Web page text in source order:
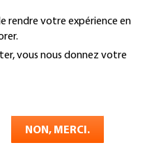
rendre votre expérience en
vous nous donnez votre
NON, MERCI.
Recherche